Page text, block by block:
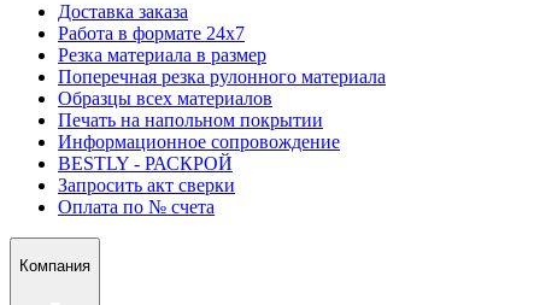
Доставка заказа
Работа в формате 24х7
Резка материала в размер
Поперечная резка рулонного материала
Образцы всех материалов
Печать на напольном покрытии
Информационное сопровождение
BESTLY - РАСКРОЙ
Запросить акт сверки
Оплата по № счета
Компания